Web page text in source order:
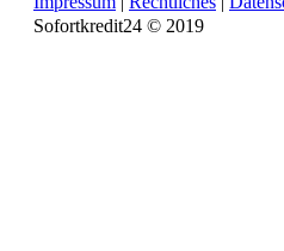
Sofortkredit24 © 2019